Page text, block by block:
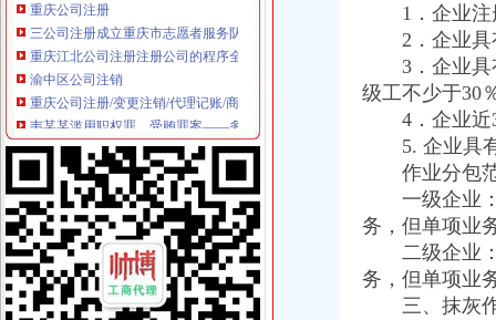
重庆江北公司注册注册公司的程序全透明了解_重庆江北区五里店工商
渝中区公司注销
重庆公司注册/变更注销/代理记账/商标注册/网站建设/一站式企业服务管
韦某某滥用职权罪、受贿罪案——多因一果,如何追究刑事责任_著名
渝中区开公司
渝中区江景幼儿园3层栋自带天井采光超好开适合公司买_重庆商
渝中区半包预算_渝中区半包预算表_渝中区半包预算书_渝中区半包预
渝中区办执照
商贩在旺内加入福尔马林两年卖700余吨|闲谈天地-虹桥门户网论坛
要开汽车维修店在重庆哪可以办营业执照,开修车店要些什么证件？-
渝中区代办工商执照
武清区工商注册_武清区代理工商注册_武清区代办营业执照
郑州注册公司|郑州中原区工商注册代理|郑州高新区营业执照代办|郑州
渝中区代办执照
1．企业注
2．企业具有
3．企业具有
级工不少于30
4．企业近3
5. 企业具有
作业分包
一级企业：
务，但单项业
二级企业：
务，但单项业
三、抹灰作